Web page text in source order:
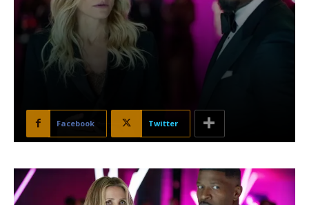
Facebook Twitter